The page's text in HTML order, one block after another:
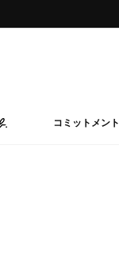
コミットメント